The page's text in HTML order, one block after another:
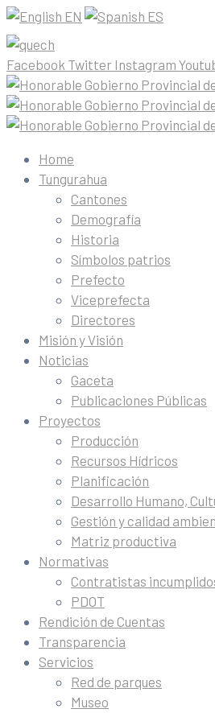
EN ES
Facebook Twitter Instagram
Home
Tungurahua
Cantones
Demografía
Historia
Símbolos patrios
Prefecto
Viceprefecta
Directores
Misión y Visión
Noticias
Gaceta
Publicaciones Públicas
Proyectos
Producción
Recursos Hídricos
Planificación
Desarrollo Humano,
Gestión y calidad
Matriz productiva
Normativas
Contratistas
PDOT
Rendición de Cuentas
Transparencia
Servicios
Red de parques
Museo